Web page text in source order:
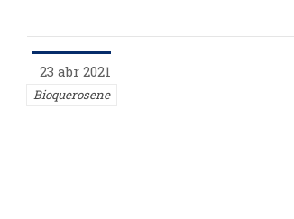
23 abr 2021
Bioquerosene